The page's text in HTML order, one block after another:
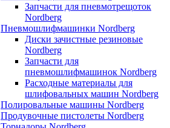
Запчасти для пневмотрещоток
Nordberg
Пневмошлифмашинки Nordberg
Диски зачистные резиновые
Nordberg
Запчасти для
пневмошлифмашинок Nordberg
Расходные материалы для
шлифовальных машин Nordberg
Полировальные машины Nordberg
Продувочные пистолеты Nordberg